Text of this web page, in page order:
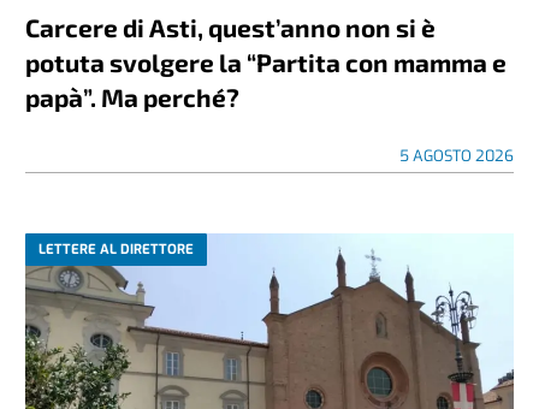
Carcere di Asti, quest’anno non si è
potuta svolgere la “Partita con mamma e
papà”. Ma perché?
5 AGOSTO 2026
LETTERE AL DIRETTORE